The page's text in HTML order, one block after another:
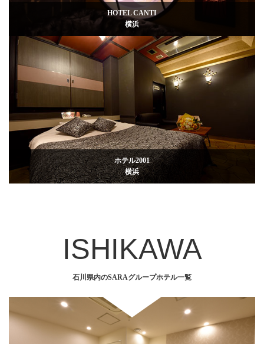
HOTEL CANTI
横浜
ホテル2001
横浜
ISHIKAWA
石川県内のSARAグループホテル一覧